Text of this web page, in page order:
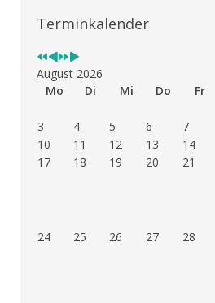
Terminkalender
August 2026
Mo
Di Mi Do Fr
3
4 5 6 7
10
11 12 13 14
17
18 19 20 21
24 25 26 27 28